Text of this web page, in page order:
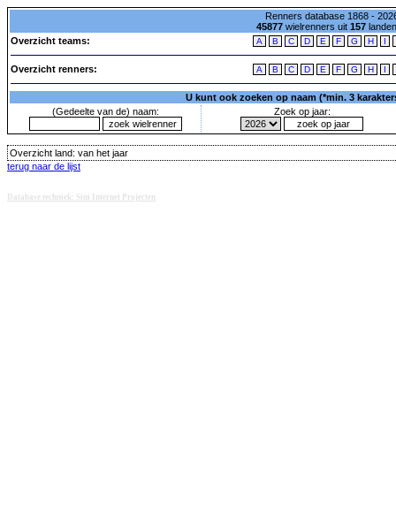
Renners database 1868 -
45877wielrenners uit 157
Overzicht teams:
A B C D E F G H I
Overzicht renners: A B C D E F G H I
U kunt ook zoeken op naam (*min. 3
(Gedeelte van de) naam:
Zoek op jaar:
Overzicht land: van het jaar
terug naar de lijst
Database techniek: Sini Internet Projecten